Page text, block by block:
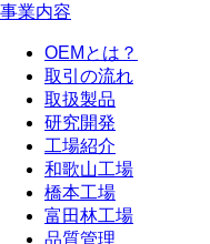
事業内容
OEMとは？
取引の流れ
取扱製品
研究開発
工場紹介
和歌山工場
橋本工場
富田林工場
品質管理